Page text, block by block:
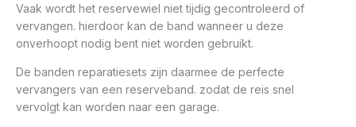
Vaak wordt het reservewiel niet tijdig gecontroleerd of
vervangen. hierdoor kan de band wanneer u deze
onverhoopt nodig bent niet worden gebruikt.
De banden reparatiesets zijn daarmee de perfecte
vervangers van een reserveband. zodat de reis snel
vervolgt kan worden naar een garage.